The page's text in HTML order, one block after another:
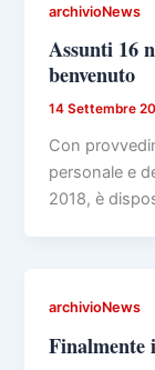
archivioNews
Assunti 16
benvenuto
14 Settembre
Con
personale e
2018, è
archivioNews